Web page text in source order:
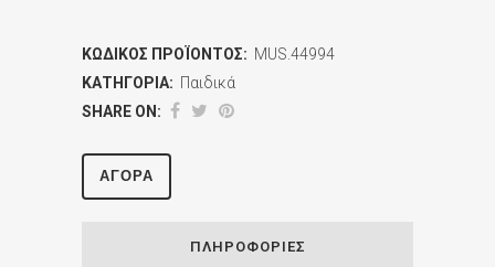
ΚΩΔΙΚΌΣ ΠΡΟΪΌΝΤΟΣ: MUS.44994
ΚΑΤΗΓΟΡΊΑ: Παιδικά
SHARE ON:
ΑΓΟΡΆ
ΠΛΗΡΟΦΟΡΊΕΣ